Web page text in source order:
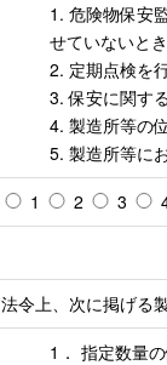
1. 危険物保安
せていないとき
2. 定期点検を
3. 保安に関す
4. 製造所等の
5. 製造所等に
1 2 3
法令上、次に掲げる
1． 指定数量